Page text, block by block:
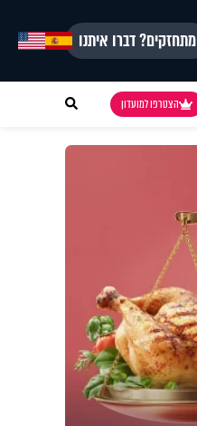
מתחזקים? דברו איתנו
הצטרפו למועדון